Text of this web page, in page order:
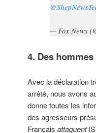
— Fox News
4. Des
Avec la déclaration
arrêté, nous avons
donne toutes les
des agresseurs
Français attaquent